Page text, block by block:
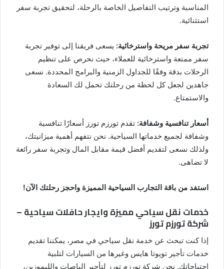
المناسبة وترتيب التفاصيل الخاصة بالرحلة، لتحقيق تجربة سفر
استثنائية.
تجربة سفر مريحة واسترخائية: يسعى فريقنا إلى توفير تجربة
سفر ممتعة واسترخائية للعملاء، حيث نحرص على تنظيم
الرحلات بدقة وفقًا للجداول الزمنية والبرامج المحددة. نسعى
جاهدين لجعل كل لحظة من رحلتك تحمل لك السعادة
والاستمتاع.
أسعار تنافسية وشفافة: تقدم تورزم تورز أسعارًا تنافسية
وشفافة لجميع خدماتها السياحية. نحن نتفهم أهمية ميزانيتك،
ولذلك نسعى لتقديم أفضل قيمة مقابل المال وتجربة سفر رائعة
لا تضاهى.
استفد من باقة التجارب السياحية المميزة واحجز رحلتك الآن!
خدمات نقل سياحي مميزة وايجار حافلات سياحية –
شركة تورزم تورز
إذا كنت تبحث عن خدمة نقل سياحي في مصر، يمكننا تقديم
خدمات تأجير تويوتا هايس وغيرها من السيارات لتلبية
احتياجاتك. نحن شركة تورزم تورز لتأجير الباصات والليموزين،